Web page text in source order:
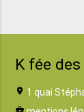
K fée
location_on 1 quai
business_center